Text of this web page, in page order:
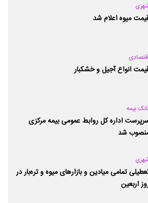
میوه اعلام شد
انواع آجیل و خشکبار
بیمه
اداره کل روابط عمومی بیمه مرکزی
شد
تمامی میادین و بازارهای میوه و تره‌بار در
اربعین